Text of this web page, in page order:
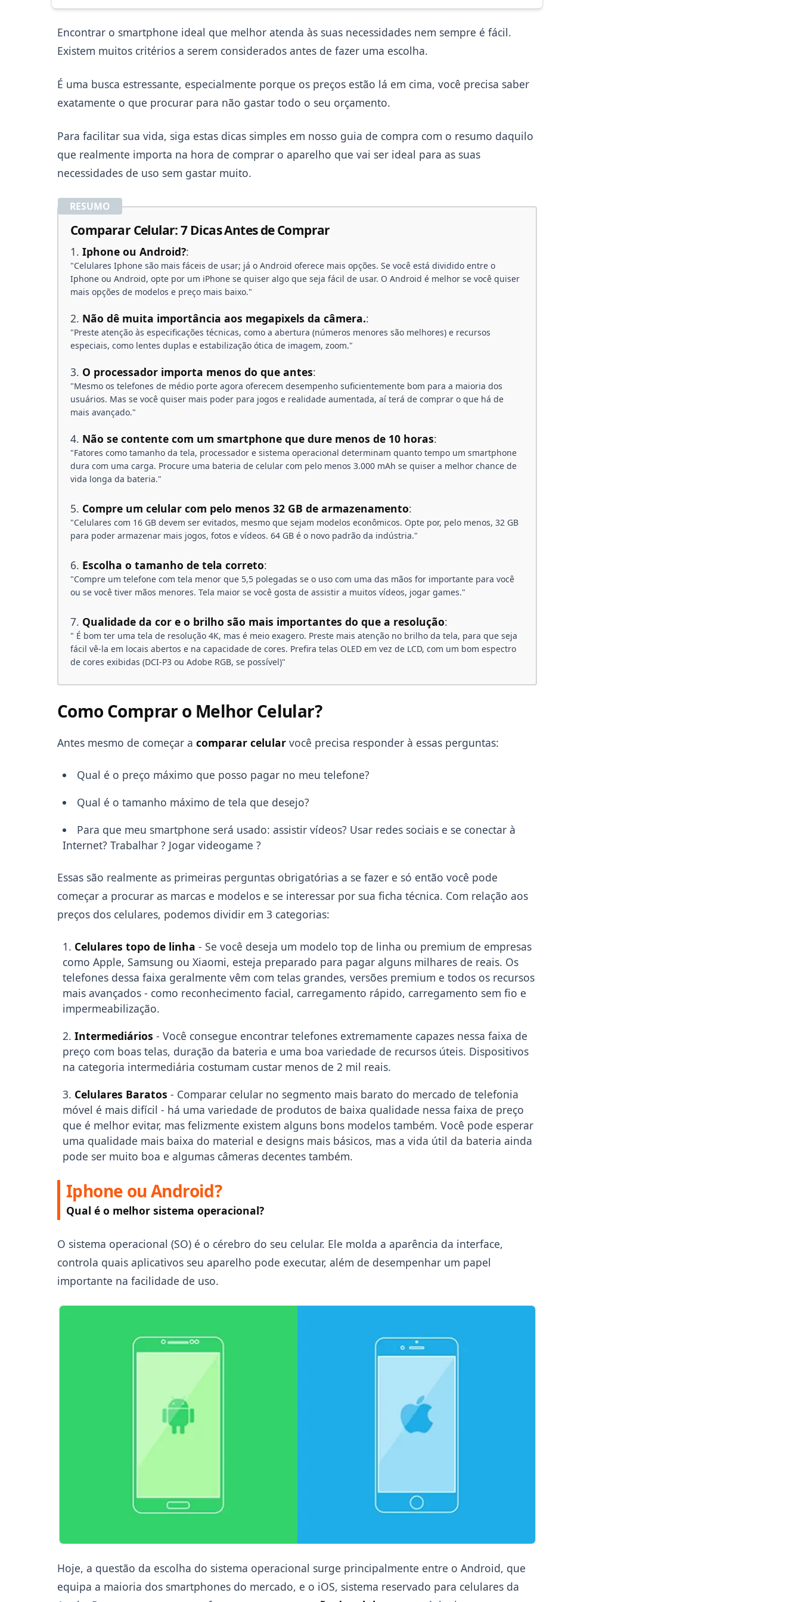
Encontrar o smartphone ideal que melhor atenda às suas necessidades nem sempre é fácil.
Existem muitos critérios a serem considerados antes de fazer uma escolha.
É uma busca estressante, especialmente porque os preços estão lá em cima, você precisa saber
exatamente o que procurar para não gastar todo o seu orçamento.
Para facilitar sua vida, siga estas dicas simples em nosso guia de compra com o resumo daquilo
que realmente importa na hora de comprar o aparelho que vai ser ideal para as suas
necessidades de uso sem gastar muito.
RESUMO
Comparar Celular: 7 Dicas Antes de Comprar
Iphone ou Android?:
"Celulares Iphone são mais fáceis de usar; já o Android oferece mais opções. Se você está dividido entre o
Iphone ou Android, opte por um iPhone se quiser algo que seja fácil de usar. O Android é melhor se você quiser
mais opções de modelos e preço mais baixo."
Não dê muita importância aos megapixels da câmera.:
"Preste atenção às especificações técnicas, como a abertura (números menores são melhores) e recursos
especiais, como lentes duplas e estabilização ótica de imagem, zoom."
O processador importa menos do que antes:
"Mesmo os telefones de médio porte agora oferecem desempenho suficientemente bom para a maioria dos
usuários. Mas se você quiser mais poder para jogos e realidade aumentada, aí terá de comprar o que há de
mais avançado."
Não se contente com um smartphone que dure menos de 10 horas:
"Fatores como tamanho da tela, processador e sistema operacional determinam quanto tempo um smartphone
dura com uma carga. Procure uma bateria de celular com pelo menos 3.000 mAh se quiser a melhor chance de
vida longa da bateria."
Compre um celular com pelo menos 32 GB de armazenamento:
"Celulares com 16 GB devem ser evitados, mesmo que sejam modelos econômicos. Opte por, pelo menos, 32 GB
para poder armazenar mais jogos, fotos e vídeos. 64 GB é o novo padrão da indústria."
Escolha o tamanho de tela correto:
"Compre um telefone com tela menor que 5,5 polegadas se o uso com uma das mãos for importante para você
ou se você tiver mãos menores. Tela maior se você gosta de assistir a muitos vídeos, jogar games."
Qualidade da cor e o brilho são mais importantes do que a resolução:
" É bom ter uma tela de resolução 4K, mas é meio exagero. Preste mais atenção no brilho da tela, para que seja
fácil vê-la em locais abertos e na capacidade de cores. Prefira telas OLED em vez de LCD, com um bom espectro
de cores exibidas (DCI-P3 ou Adobe RGB, se possível)"
Como Comprar o Melhor Celular?
Antes mesmo de começar a comparar celular você precisa responder à essas perguntas:
Qual é o preço máximo que posso pagar no meu telefone?
Qual é o tamanho máximo de tela que desejo?
Para que meu smartphone será usado: assistir vídeos? Usar redes sociais e se conectar à
Internet? Trabalhar ? Jogar videogame ?
Essas são realmente as primeiras perguntas obrigatórias a se fazer e só então você pode
começar a procurar as marcas e modelos e se interessar por sua ficha técnica. Com relação aos
preços dos celulares, podemos dividir em 3 categorias:
Celulares topo de linha - Se você deseja um modelo top de linha ou premium de empresas
como Apple, Samsung ou Xiaomi, esteja preparado para pagar alguns milhares de reais. Os
telefones dessa faixa geralmente vêm com telas grandes, versões premium e todos os recursos
mais avançados - como reconhecimento facial, carregamento rápido, carregamento sem fio e
impermeabilização.
Intermediários - Você consegue encontrar telefones extremamente capazes nessa faixa de
preço com boas telas, duração da bateria e uma boa variedade de recursos úteis. Dispositivos
na categoria intermediária costumam custar menos de 2 mil reais.
Celulares Baratos - Comparar celular no segmento mais barato do mercado de telefonia
móvel é mais difícil - há uma variedade de produtos de baixa qualidade nessa faixa de preço
que é melhor evitar, mas felizmente existem alguns bons modelos também. Você pode esperar
uma qualidade mais baixa do material e designs mais básicos, mas a vida útil da bateria ainda
pode ser muito boa e algumas câmeras decentes também.
Iphone ou Android?
Qual é o melhor sistema operacional?
O sistema operacional (SO) é o cérebro do seu celular. Ele molda a aparência da interface,
controla quais aplicativos seu aparelho pode executar, além de desempenhar um papel
importante na facilidade de uso.
Hoje, a questão da escolha do sistema operacional surge principalmente entre o Android, que
equipa a maioria dos smartphones do mercado, e o iOS, sistema reservado para celulares da